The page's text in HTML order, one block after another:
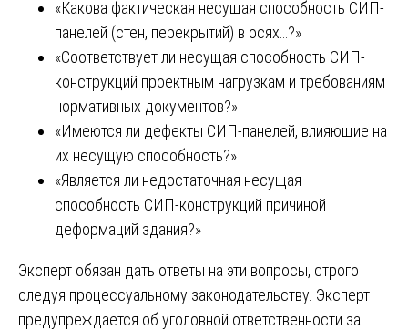
«Какова фактическая несущая способность СИП-
панелей (стен, перекрытий) в осях…?»
«Соответствует ли несущая способность СИП-
конструкций проектным нагрузкам и требованиям
нормативных документов?»
«Имеются ли дефекты СИП-панелей, влияющие на
их несущую способность?»
«Является ли недостаточная несущая
способность СИП-конструкций причиной
деформаций здания?»
Эксперт обязан дать ответы на эти вопросы, строго
следуя процессуальному законодательству. Эксперт
предупреждается об уголовной ответственности за